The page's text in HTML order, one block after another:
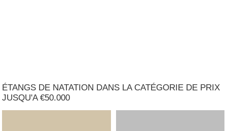
ÉTANGS DE NATATION DANS LA CATÉGORIE DE PRIX
JUSQU'A €50.000